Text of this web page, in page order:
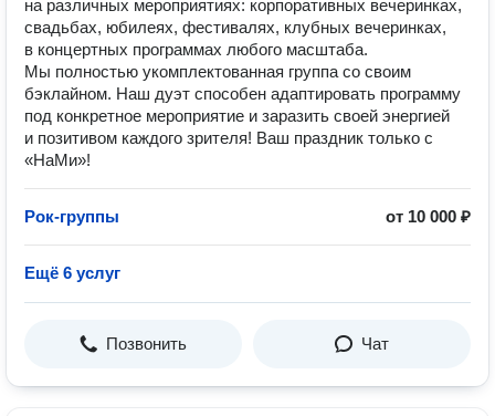
на различных мероприятиях: корпоративных вечеринках,
свадьбах, юбилеях, фестивалях, клубных вечеринках,
в концертных программах любого масштаба.
Мы полностью укомплектованная группа со своим
бэклайном. Наш дуэт способен адаптировать программу
под конкретное мероприятие и заразить своей энергией
и позитивом каждого зрителя! Ваш праздник только с
«НаМи»!
Рок-группы от 10 000 ₽
Ещё 6 услуг
Позвонить Чат